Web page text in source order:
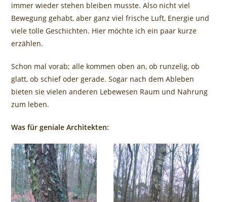
immer wieder stehen bleiben musste. Also nicht viel
Bewegung gehabt, aber ganz viel frische Luft, Energie und
viele tolle Geschichten. Hier möchte ich ein paar kurze
erzählen.
Schon mal vorab; alle kommen oben an, ob runzelig, ob
glatt, ob schief oder gerade. Sogar nach dem Ableben
bieten sie vielen anderen Lebewesen Raum und Nahrung
zum leben.
Was für geniale Architekten: